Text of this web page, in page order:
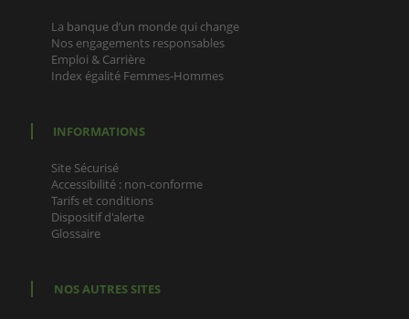
La banque d’un monde qui change
Nos engagements responsables
Emploi & Carrière
Index égalité Femmes-Hommes
INFORMATIONS
Site Sécurisé
Accessibilité : non-conforme
Tarifs et conditions
Dispositif d'alerte
Glossaire
NOS AUTRES SITES